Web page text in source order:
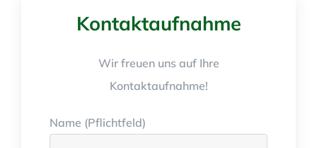
Kontaktaufnahme
Wir freuen uns auf Ihre
Kontaktaufnahme!
Name (Pflichtfeld)